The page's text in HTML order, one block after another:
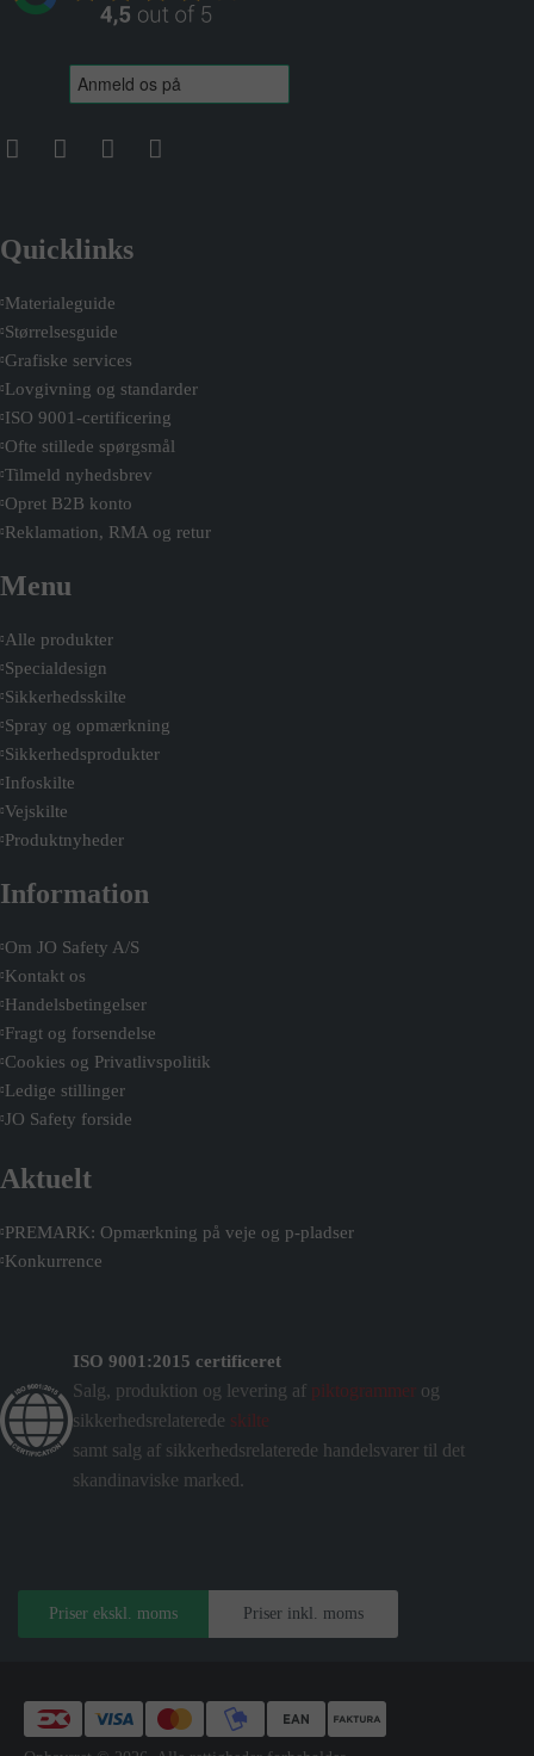
Quicklinks
Materialeguide
Størrelsesguide
Grafiske services
Lovgivning og standarder
ISO 9001-certificering
Ofte stillede spørgsmål
Tilmeld nyhedsbrev
Opret B2B konto
Reklamation, RMA og retur
Menu
Alle produkter
Specialdesign
Sikkerhedsskilte
Spray og opmærkning
Sikkerhedsprodukter
Infoskilte
Vejskilte
Produktnyheder
Information
Om JO Safety A/S
Kontakt os
Handelsbetingelser
Fragt og forsendelse
Cookies og Privatlivspolitik
Ledige stillinger
JO Safety forside
Aktuelt
PREMARK: Opmærkning på veje og p-pladser
Konkurrence
ISO 9001:2015 certificeret
Salg, produktion og levering af piktogrammer og
sikkerhedsrelaterede skilte
samt salg af sikkerhedsrelaterede handelsvarer til det
skandinaviske marked.
Priser ekskl. moms Priser inkl. moms